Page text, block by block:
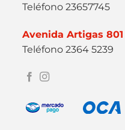
Teléfono 23657745
Avenida Artigas
Teléfono 2364 5239